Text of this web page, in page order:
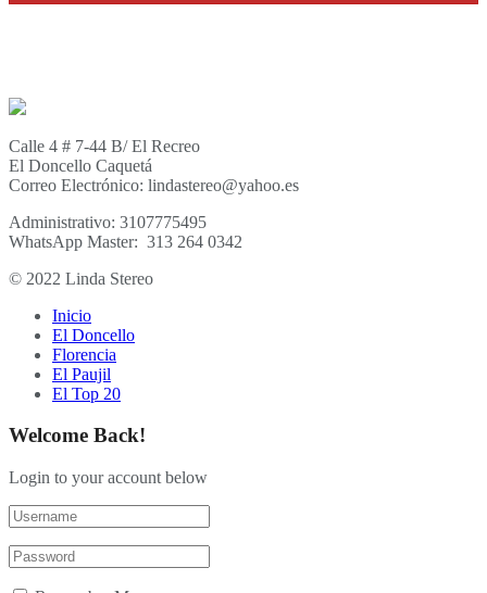
Calle 4 # 7-44 B/ El Recreo
El Doncello Caquetá
Correo Electrónico: lindastereo@yahoo.es
Administrativo: 3107775495
WhatsApp Master: 313 264 0342
© 2022 Linda Stereo
Inicio
El Doncello
Florencia
El Paujil
El Top 20
Welcome Back!
Login to your account below